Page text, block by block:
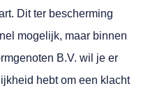
Dit ter bescherming
mogelijk, maar binnen
B.V. wil je er
hebt om een klacht